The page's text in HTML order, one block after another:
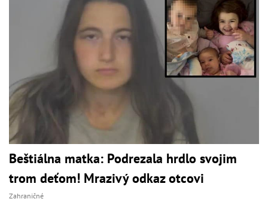
Beštiálna matka: Podrezala hrdlo svojim
trom deťom! Mrazivý odkaz otcovi
Zahraničné